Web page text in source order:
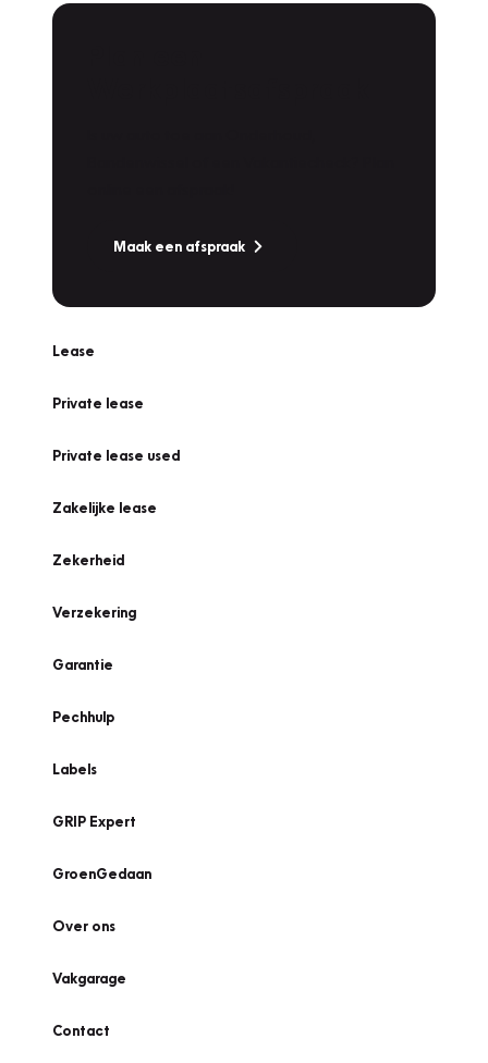
Maak een afspraak
Lease
Private lease
Private lease used
Zakelijke lease
Zekerheid
Verzekering
Garantie
Pechhulp
Labels
GRIP Expert
GroenGedaan
Over ons
Vakgarage
Contact